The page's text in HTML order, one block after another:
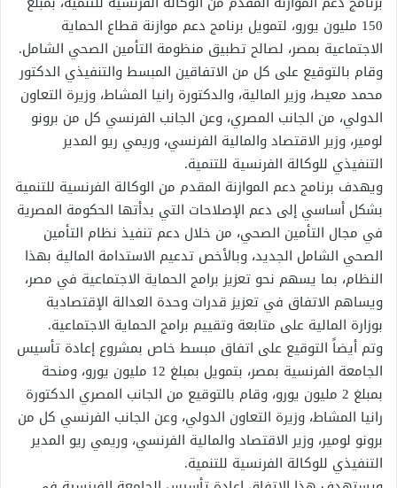
150 مليون يورو، لتمويل برنامج دعم موازنة قطاع الحماية
الاجتماعية بمصر، لصالح تطبيق منظومة التأمين الصحي الشامل.
وقام بالتوقيع على كل من الاتفاقين المبسط والتنفيذي الدكتور
محمد معيط، وزير المالية، والدكتورة رانيا المشاط، وزيرة التعاون
الدولي، من الجانب المصري، وعن الجانب الفرنسي كل من برونو
لومير، وزير الاقتصاد والمالية الفرنسي، وريمي ريو المدير
التنفيذي للوكالة الفرنسية للتنمية.
ويهدف برنامج دعم الموازنة المقدم من الوكالة الفرنسية للتنمية
بشكل أساسي إلى دعم الإصلاحات التي بدأتها الحكومة المصرية
في مجال التأمين الصحي، من خلال دعم تنفيذ نظام التأمين
الصحي الشامل الجديد، وبالأخص تدعيم الاستدامة المالية بهذا
النظام، بما يسهم نحو تعزيز برامج الحماية الاجتماعية في مصر،
ويساهم الاتفاق في تعزيز قدرات وحدة العدالة الإقتصادية
بوزارة المالية على متابعة وتقييم برامج الحماية الاجتماعية.
وتم أيضاً التوقيع على اتفاق مبسط خاص بمشروع إعادة تأسيس
الجامعة الفرنسية بمصر، بتمويل بمبلغ 12 مليون يورو، ومنحة
بمبلغ 2 مليون يورو، وقام بالتوقيع من الجانب المصري الدكتورة
رانيا المشاط، وزيرة التعاون الدولي، وعن الجانب الفرنسي كل من
برونو لومير، وزير الاقتصاد والمالية الفرنسي، وريمي ريو المدير
التنفيذي للوكالة الفرنسية للتنمية.